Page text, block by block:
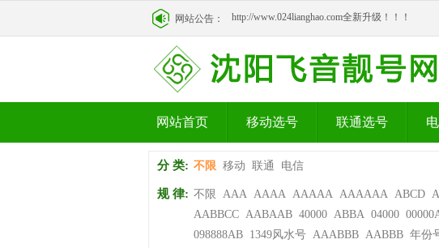
网站公告： http://www.024lianghao.com全新升级！！！
网站首页 移动选号 联通选号
分 类: 不限 移动 联通 电信
规 律: 不限 AAA AAAA AAAAA AAAAAA ABCD
AABBCC AABAAB 40000 ABBA 04000
098888AB 1349风水号 AAABBB AABBB 年份